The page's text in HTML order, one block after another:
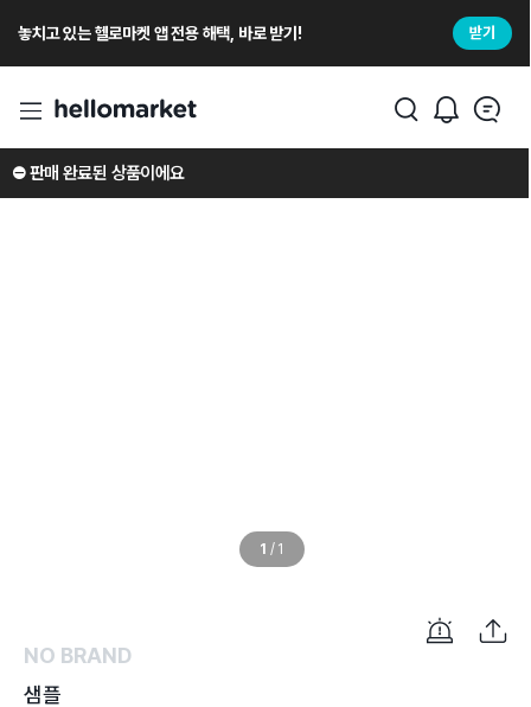
놓치고 있는 헬로마켓 앱 전용 해택, 바로 받기! 받기
1 / 1
⛔️ 판매 완료된 상품이에요
NO BRAND
샘플